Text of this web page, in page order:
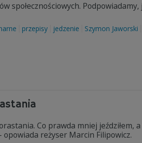
społecznościowych.
przepisy jedzenie Szymon Jaworski
Co prawda mniej jeździłem,
reżyser Marcin Filipowicz.